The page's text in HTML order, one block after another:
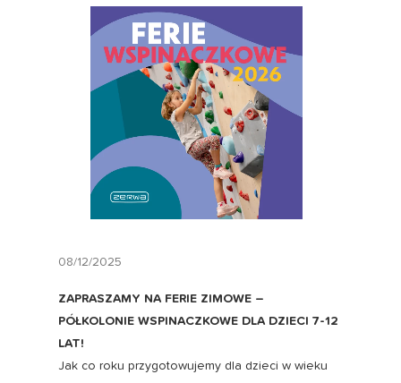
08/12/2025
ZAPRASZAMY NA FERIE ZIMOWE –
PÓŁKOLONIE WSPINACZKOWE DLA DZIECI 7-12
LAT!
Jak co roku przygotowujemy dla dzieci w wieku